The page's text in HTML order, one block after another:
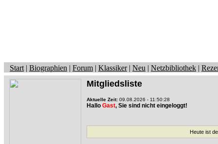
Start | Biographien | Forum | Klassiker| Neu | Netzbibliothek |
Mitgliedsliste
Aktuelle Zeit: 09.08.2026 - 11:50:28
Hallo Gast, Sie sind nicht eingeloggt!
Heute ist